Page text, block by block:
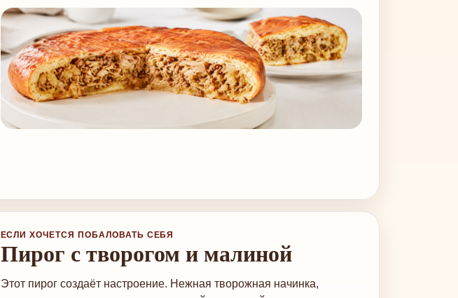
ЕСЛИ ХОЧЕТСЯ ПОБАЛОВАТЬ СЕБЯ
Пирог с творогом и малиной
Этот пирог создаёт настроение. Нежная творожная начинка,